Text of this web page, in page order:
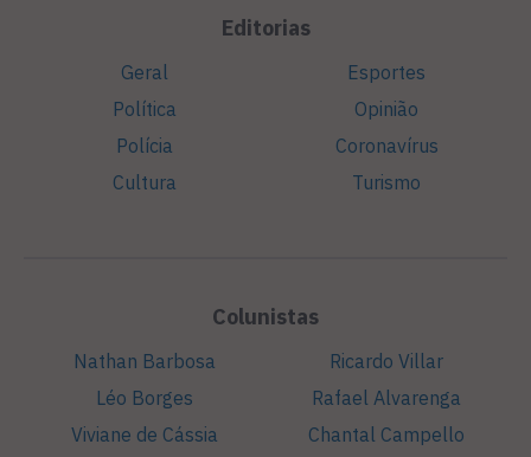
Editorias
Geral
Política
Polícia
Cultura
Esportes
Opinião
Coronavírus
Turismo
Colunistas
Nathan Barbosa
Léo Borges
Viviane de Cássia
Ricardo Villar
Rafael Alvarenga
Chantal Campello